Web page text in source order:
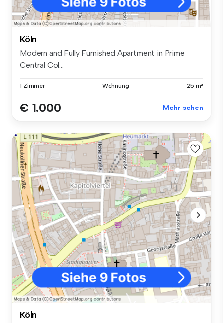
Köln
Modern and Fully Furnished Apartment in Prime
Central Col...
1 Zimmer Wohnung 25 m²
€ 1.000 Mehr sehen
Köln